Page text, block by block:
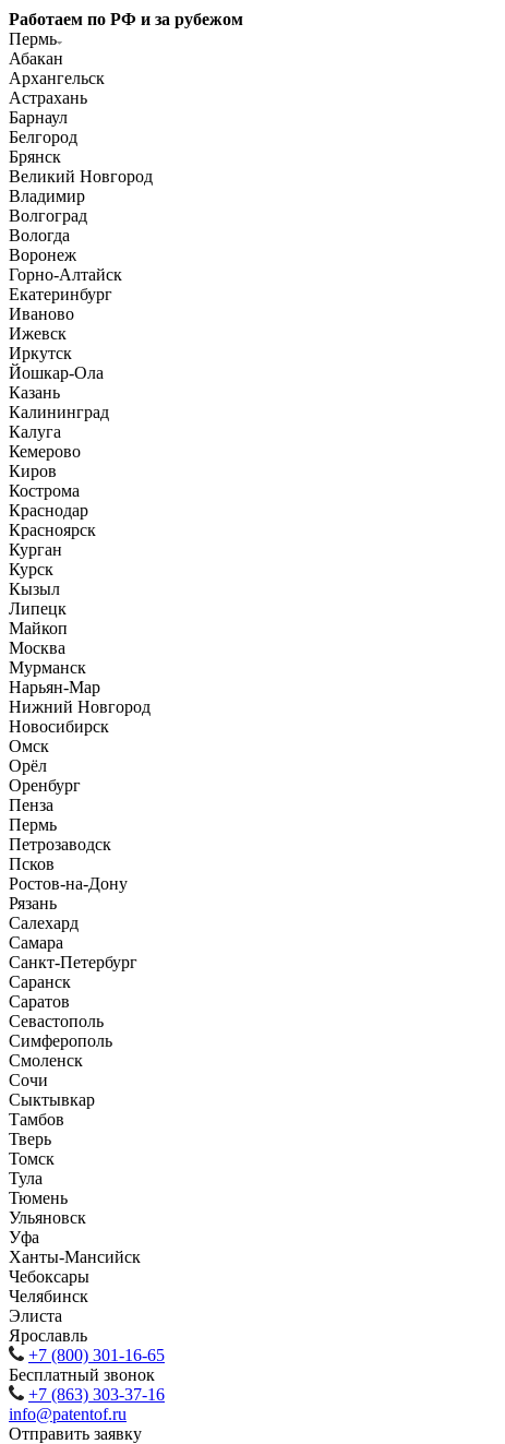
Работаем по РФ и за рубежом
Пермь
Абакан
Архангельск
Астрахань
Барнаул
Белгород
Брянск
Великий Новгород
Владимир
Волгоград
Вологда
Воронеж
Горно-Алтайск
Екатеринбург
Иваново
Ижевск
Иркутск
Йошкар-Ола
Казань
Калининград
Калуга
Кемерово
Киров
Кострома
Краснодар
Красноярск
Курган
Курск
Кызыл
Липецк
Майкоп
Москва
Мурманск
Нарьян-Мар
Нижний Новгород
Новосибирск
Омск
Орёл
Оренбург
Пенза
Пермь
Петрозаводск
Псков
Ростов-на-Дону
Рязань
Салехард
Самара
Санкт-Петербург
Саранск
Саратов
Севастополь
Симферополь
Смоленск
Сочи
Сыктывкар
Тамбов
Тверь
Томск
Тула
Тюмень
Ульяновск
Уфа
Ханты-Мансийск
Чебоксары
Челябинск
Элиста
Ярославль
+7 (800) 301-16-65
Бесплатный звонок
+7 (863) 303-37-16
info@patentof.ru
Отправить заявку